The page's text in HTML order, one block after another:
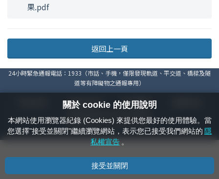
果.pdf
返回上一頁
24小時緊急通報電話：1933（市話、手機，僅限發現軌道、平交道、橋樑及隧
道等有障礙物之通報專用）
資通安全政策 著作權聲明
國營臺灣鐵路股份有限公司 © 版權所有
本頁產生時間： 2026/08/07 03:24:17
關於 cookie 的使用說明
本網站使用瀏覽器紀錄 (Cookies) 來提供您最好的使用體驗。當
您選擇"接受並關閉"繼續瀏覽網站，表示您已接受我們網站的 隱
私權宣告 。
接受並關閉